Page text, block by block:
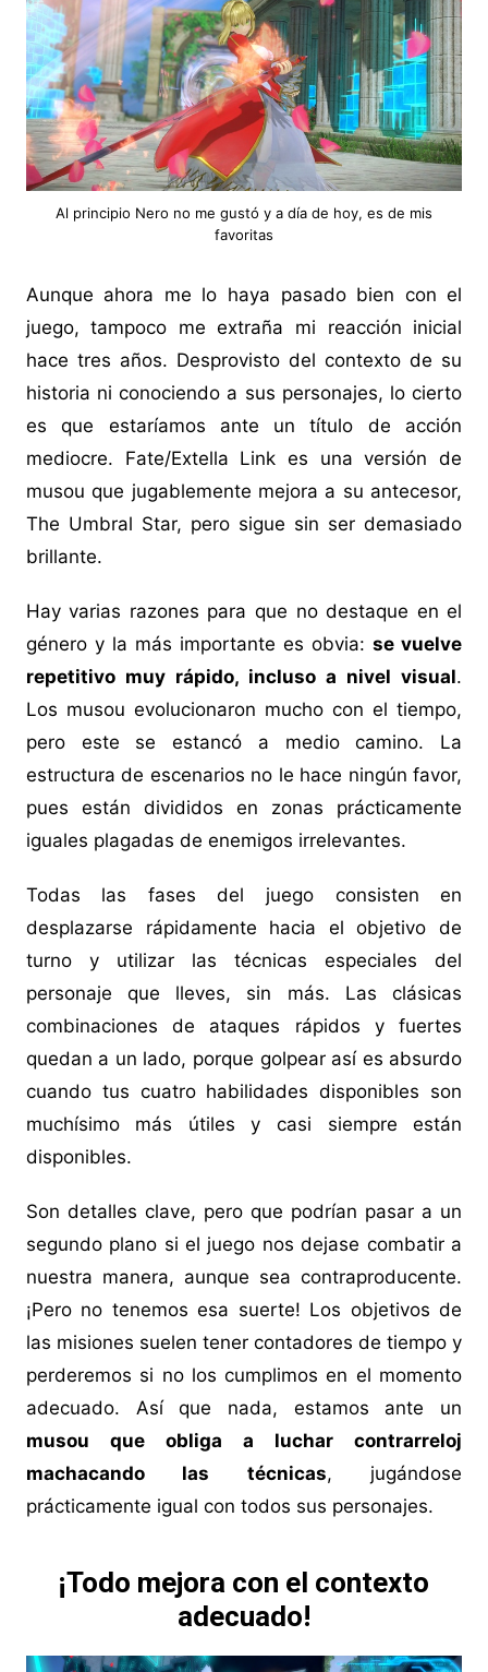
Al principio Nero no me gustó y a día de hoy, es de mis
favoritas
Aunque ahora me lo haya pasado bien con el
juego, tampoco me extraña mi reacción inicial
hace tres años. Desprovisto del contexto de su
historia ni conociendo a sus personajes, lo cierto
es que estaríamos ante un título de acción
mediocre. Fate/Extella Link es una versión de
musou que jugablemente mejora a su antecesor,
The Umbral Star, pero sigue sin ser demasiado
brillante.
Hay varias razones para que no destaque en el
género y la más importante es obvia:se vuelve
repetitivo muy rápido, incluso a nivel visual.
Los musou evolucionaron mucho con el tiempo,
pero este se estancó a medio camino. La
estructura de escenarios no le hace ningún favor,
pues están divididos en zonas prácticamente
iguales plagadas de enemigos irrelevantes.
Todas las fases del juego consisten en
desplazarse rápidamente hacia el objetivo de
turno y utilizar las técnicas especiales del
personaje que lleves, sin más. Las clásicas
combinaciones de ataques rápidos y fuertes
quedan a un lado, porque golpear así es absurdo
cuando tus cuatro habilidades disponibles son
muchísimo más útiles y casi siempre están
disponibles.
Son detalles clave, pero que podrían pasar a un
segundo plano si el juego nos dejase combatir a
nuestra manera, aunque sea contraproducente.
¡Pero no tenemos esa suerte! Los objetivos de
las misiones suelen tener contadores de tiempo y
perderemos si no los cumplimos en el momento
adecuado. Así que nada, estamos ante un
musou que obliga a luchar contrarreloj
machacando las técnicas, jugándose
prácticamente igual con todos sus personajes.
¡Todo mejora con el contexto
adecuado!